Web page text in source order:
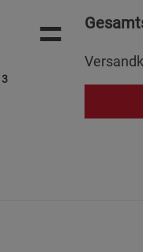
=
Statistik Cookies